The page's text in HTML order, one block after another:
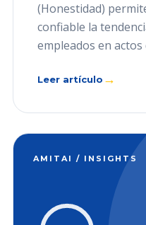
(Honestidad)
confiable la
empleados en
Leer artículo →
AMITAI / INSIGHTS